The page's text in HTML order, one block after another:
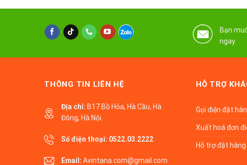
Bạn
ngay.
THÔNG TIN LIÊN HỆ
Địa chỉ: B17 Bồ Hỏa, Hà Cầu, Hà
Đông, Hà Nội.
Số điện thoại: 0522.03.2222
Email: Avintana.com@gmail.com
HỖ TRỢ
Gọi điện đặt
Xuất hoá đơn
Hỗ trợ đặt hàng